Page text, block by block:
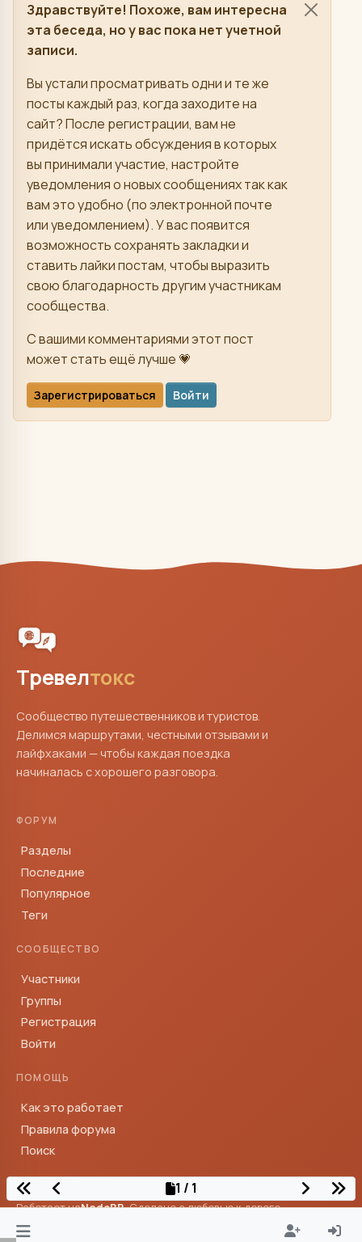
Здравствуйте! Похоже, вам интересна
эта беседа, но у вас пока нет учетной
записи.
Вы устали просматривать одни и те же
посты каждый раз, когда заходите на
сайт? После регистрации, вам не
придётся искать обсуждения в которых
вы принимали участие, настройте
уведомления о новых сообщениях так как
вам это удобно (по электронной почте
или уведомлением). У вас появится
возможность сохранять закладки и
ставить лайки постам, чтобы выразить
свою благодарность другим участникам
сообщества.
С вашими комментариями этот пост
может стать ещё лучше 💗
Зарегистрироваться Войти
Тревелтокс
Сообщество путешественников и туристов.
Делимся маршрутами, честными отзывами и
лайфхаками — чтобы каждая поездка
начиналась с хорошего разговора.
ФОРУМ
Разделы
Последние
Популярное
Теги
СООБЩЕСТВО
Участники
Группы
Регистрация
Войти
ПОМОЩЬ
Как это работает
Правила форума
Поиск
Работает наNodeBB· Сделано с любовью к дороге
© Тревелтокс — сообщество путешественников
1 / 1